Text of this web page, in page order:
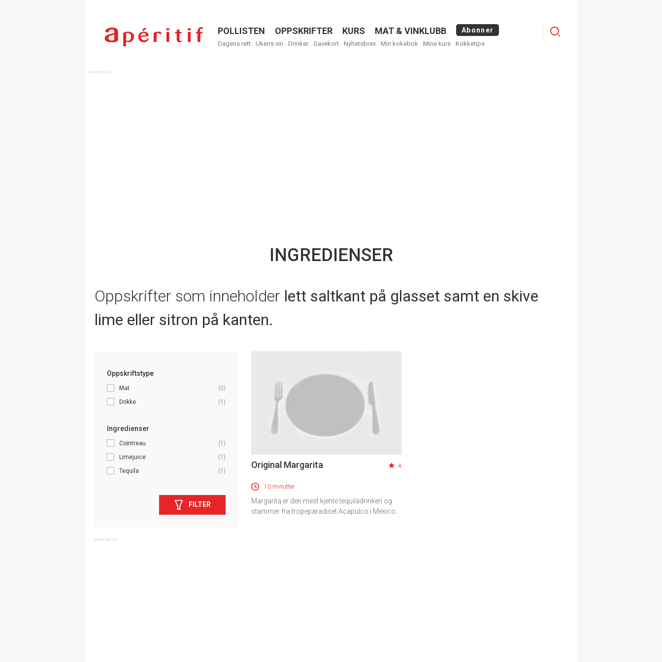
Menu
POLLISTEN OPPSKRIFTER KURS MAT & VINKLUBB Abonner
Dagens rett Ukens vin Drinker Gavekort Nyhetsbrev Min kokebok Mine kurs Kokketips
Logg
INGREDIENSER
Oppskrifter som inneholder lett saltkant på glasset samt en skive
lime eller sitron på kanten.
Oppskriftstype
Mat
(0)
Drikke
(1)
Ingredienser
Cointreau
(1)
Limejuice
(1)
Tequila
(1)
FILTER
Original Margarita 4
10 minutter
Margarita er den mest kjente tequiladrinken og
stammer fra tropeparadiset Acapulco i Mexico.